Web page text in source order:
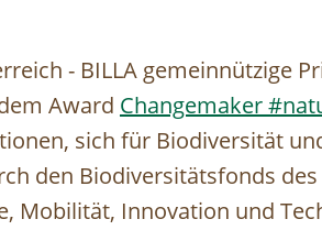
- BILLA gemeinnützige
Award Changemaker
sich für Biodiversität
den Biodiversitätsfonds
Mobilität, Innovation und